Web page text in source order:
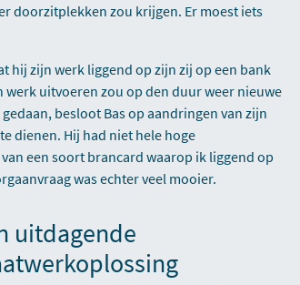
doorzitplekken zou krijgen. Er moest iets
hij zijn werk liggend op zijn zij op een bank
werk uitvoeren zou op den duur weer nieuwe
besloot Bas op aandringen van zijn
dienen. Hij had niet hele hoge
een soort brancard waarop ik liggend op
was echter veel mooier.
uitdagende